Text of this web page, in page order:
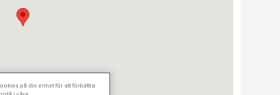
på din enhet för att förbättra